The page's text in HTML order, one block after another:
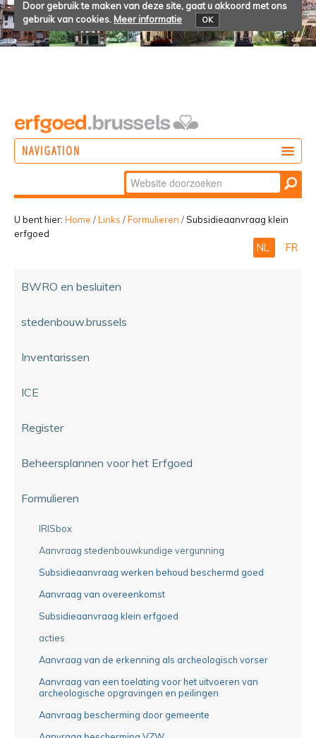
Door gebruik te maken van deze site, gaat u akkoord met ons
gebruik van cookies. Meer informatie OK
NAVIGATION
BELEVEN
Zoek
Geavanceerd
zoeken...
U bent hier: Home /Links /Formulieren /Subsidieaanvraag klein
erfgoed
NL FR
BWRO en besluiten
stedenbouw.brussels
Inventarissen
ICE
Register
Beheersplannen voor het Erfgoed
Formulieren
IRISbox
Aanvraag stedenbouwkundige vergunning
Subsidieaanvraag werken behoud beschermd goed
Aanvraag van overeenkomst
Subsidieaanvraag klein erfgoed
acties
Aanvraag van de erkenning als archeologisch vorser
Aanvraag van een toelating voor het uitvoeren van
archeologische opgravingen en peilingen
Aanvraag bescherming door gemeente